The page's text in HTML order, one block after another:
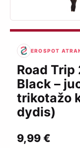
EROSPOT
Road
Black –
trikotažo
dydis)
9,99€